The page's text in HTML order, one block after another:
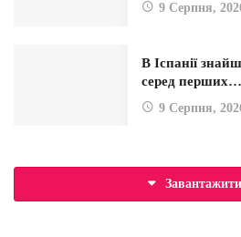
9 Серпня,
В Іспанії
серед перших…
9 Серпня,